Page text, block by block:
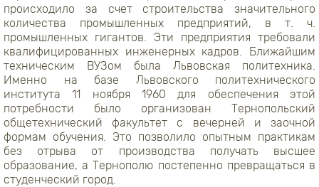
происходило за счет строительства значительного
количества промышленных предприятий, в т. ч.
промышленных гигантов. Эти предприятия требовали
квалифицированных инженерных кадров. Ближайшим
техническим ВУЗом была Львовская политехника.
Именно на базе Львовского политехнического
института 11 ноября 1960 для обеспечения этой
потребности было организован Тернопольский
общетехнический факультет с вечерней и заочной
формам обучения. Это позволило опытным практикам
без отрыва от производства получать высшее
образование, а Тернополю постепенно превращаться в
студенческий город.